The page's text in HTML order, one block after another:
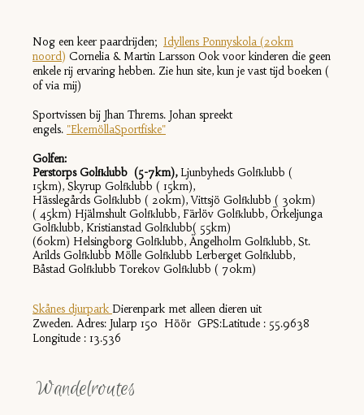
Nog een keer paardrijden; Idyllens Ponnyskola (20km
noord) Cornelia & Martin Larsson Ook voor kinderen die geen
enkele rij ervaring hebben. Zie hun site, kun je vast tijd boeken (
of via mij)
Sportvissen bij Jhan Threms. Johan spreekt
engels. "EkemöllaSportfiske"
Golfen:
Perstorps Golfklubb (5-7km), Ljunbyheds Golfklubb (
15km), Skyrup Golfklubb ( 15km),
Hässlegårds Golfklubb ( 20km),Vittsjö Golfklubb ( 30km)
( 45km) Hjälmshult Golfklubb, Färlöv Golfklubb, Örkeljunga
Golfklubb, Kristianstad Golfklubb( 55km)
(60km) Helsingborg Golfklubb, Ängelholm Golfklubb, St.
Arilds Golfklubb Mölle Golfklubb Lerberget Golfklubb,
Båstad Golfklubb Torekov Golfklubb ( 70km)
Skånes djurpark Dierenpark met alleen dieren uit
Zweden. Adres: Jularp 150 Höör GPS:Latitude : 55.9638
Longitude : 13.536
Wandelroutes